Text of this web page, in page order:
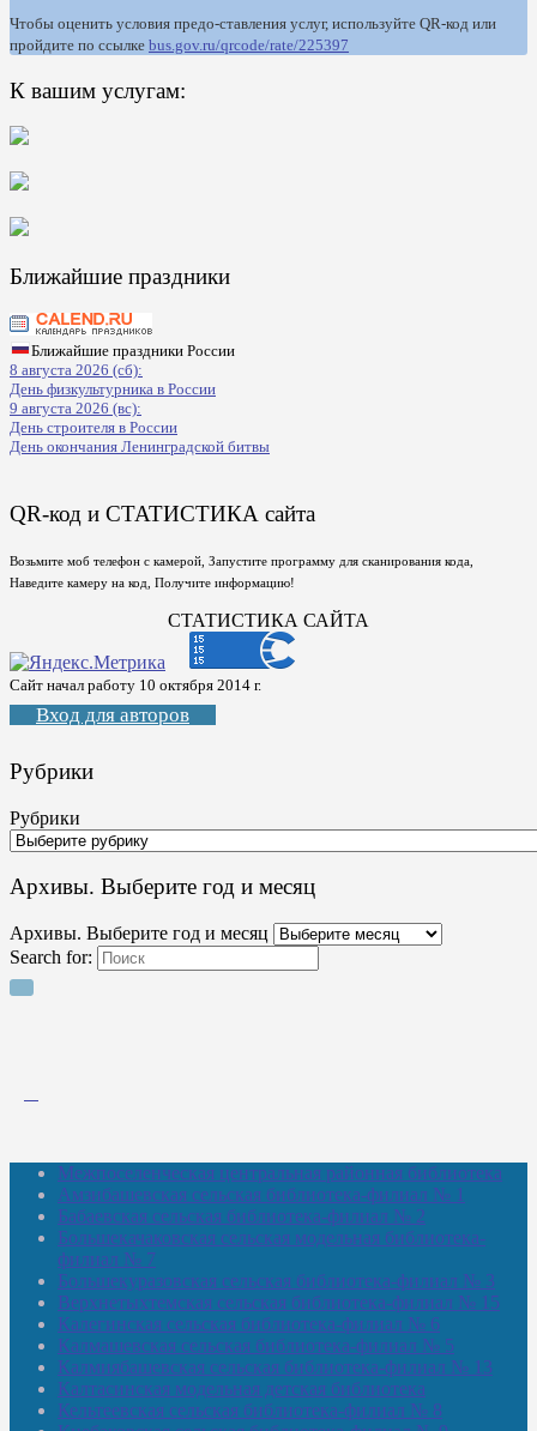
Чтобы оценить условия предо-ставления услуг, используйте QR-код или
пройдите по ссылке bus.gov.ru/qrcode/rate/225397
К вашим услугам:
Ближайшие праздники
Ближайшие праздники России
8 августа 2026 (сб):
День физкультурника в России
9 августа 2026 (вс):
День строителя в России
День окончания Ленинградской битвы
QR-код и СТАТИСТИКА сайта
Возьмите моб телефон с камерой, Запустите программу для сканирования кода,
Наведите камеру на код, Получите информацию!
СТАТИСТИКА САЙТА
Сайт начал работу 10 октября 2014 г.
Вход для авторов
Рубрики
Рубрики
Архивы. Выберите год и месяц
Архивы. Выберите год и месяц
Search for:
Межпоселенческая центральная районная библиотека
Амзибашевская сельская библиотека-филиал № 1
Бабаевская сельская библиотека-филиал № 2
Большекачаковская сельская модельная библиотека-
филиал № 7
Большекуразовская сельская библиотека-филиал № 3
Верхнетыхтемская сельская библиотека-филиал № 15
Калегинская сельская библиотека-филиал № 6
Калмашевская сельская библиотека-филиал № 5
Калмиябашевская сельская библиотека-филиал № 13
Калтасинская модельная детская библиотека
Кельтеевская сельская библиотека-филиал № 8